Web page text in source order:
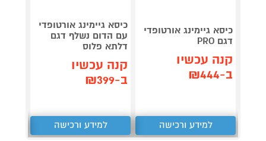
כיסא גיימינג אורטופדי
דגם PRO
קנה עכשיו
ב-₪444
למידע ורכישה
כיסא גיימינג אורטופדי
עם הדום נשלף דגם
דלתא פלוס
קנה עכשיו
ב-₪399
למידע ורכישה